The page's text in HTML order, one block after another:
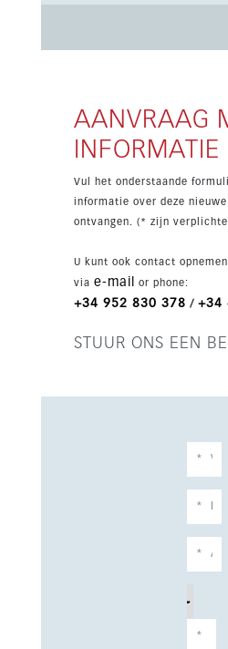
stad. Verder beschikt de woning over
met gemeenschappelijke
ligt op korte wandelafstand
Marina, winkels en zee.
AANVRAAG
INFORMATIE
Vul het onderstaande
informatie over deze
ontvangen. (* zijn
U kunt ook contact
via e-mail or phone:
+34 952 830 378 / +34
STUUR ONS EEN